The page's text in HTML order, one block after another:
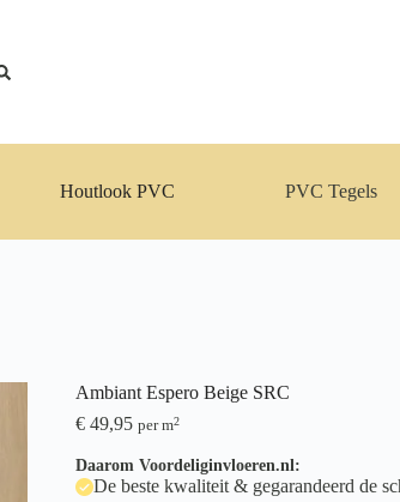
Houtlook PVC PVC Tegels
Ambiant Espero Beige SRC
€49,95 per m2
Daarom Voordeliginvloeren.nl:
De beste kwaliteit & gegarandeerd de